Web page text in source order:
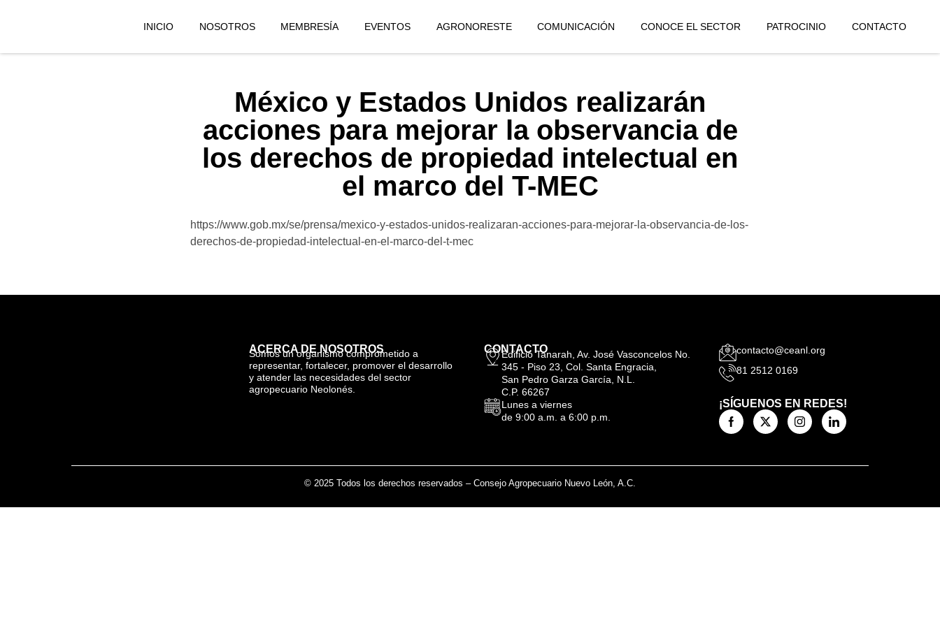
INICIO NOSOTROS MEMBRESÍA EVENTOS AGRONORESTE COMUNICACIÓN CONOCE EL SECTOR PATROCINIO CONTACTO
México y Estados Unidos realizarán
acciones para mejorar la observancia de
los derechos de propiedad intelectual en
el marco del T-MEC
https://www.gob.mx/se/prensa/mexico-y-estados-unidos-realizaran-acciones-para-mejorar-la-observancia-de-los-
derechos-de-propiedad-intelectual-en-el-marco-del-t-mec
ACERCA DE NOSOTROS
Somos un organismo comprometido a
representar, fortalecer, promover el desarrollo
y atender las necesidades del sector
agropecuario Neolonés.
CONTACTO
Edificio Tanarah, Av. José Vasconcelos No.
345 - Piso 23, Col. Santa Engracia,
San Pedro Garza García, N.L.
C.P. 66267
Lunes a viernes
de 9:00 a.m. a 6:00 p.m.
contacto@ceanl.org
81 2512 0169
¡SÍGUENOS EN REDES!
© 2025 Todos los derechos reservados – Consejo Agropecuario Nuevo León, A.C.